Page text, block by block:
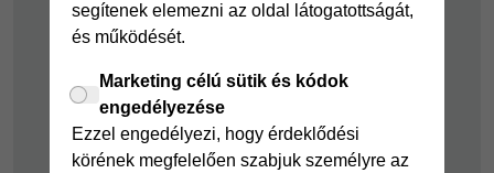
segítenek elemezni az oldal látogatottságát,
és működését.
Marketing célú sütik és kódok
engedélyezése
Ezzel engedélyezi, hogy érdeklődési
körének megfelelően szabjuk személyre az
Zöldebb Környezetért
Cofidis Bank a
Zöldebb Jövőért
Biztonságos
pénzügyek